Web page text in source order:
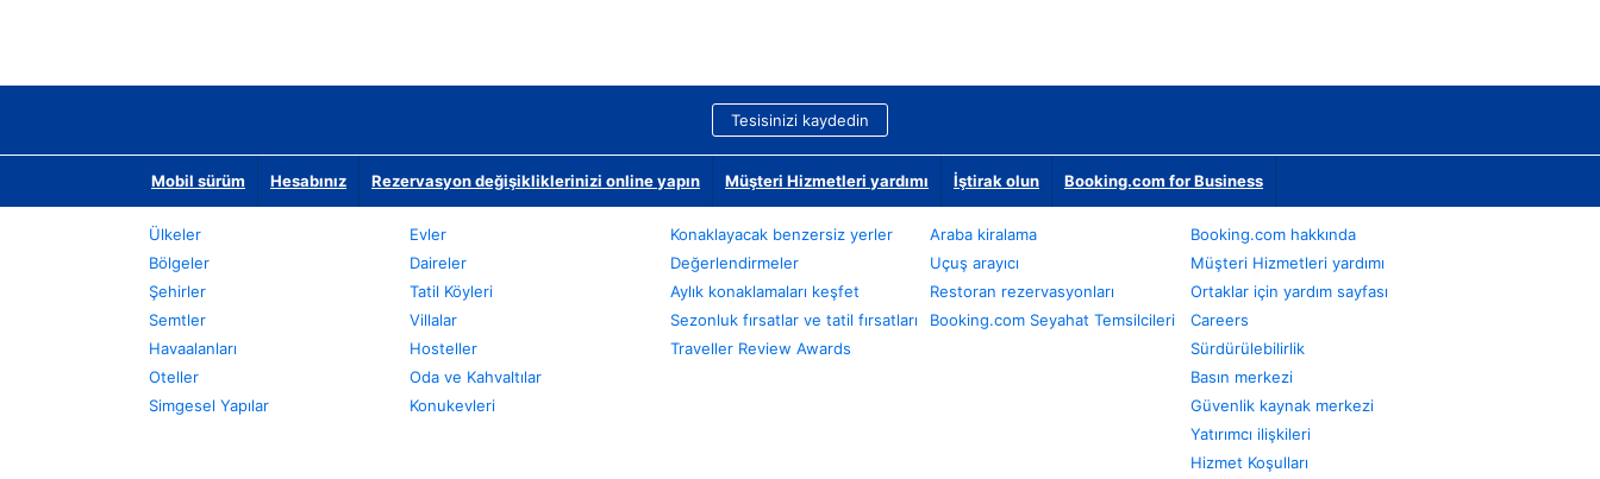
Tesisinizi kaydedin
Mobil sürüm Hesabınız Rezervasyon değişikliklerinizi online yapın Müşteri Hizmetleri yardımı İştirak olun Booking.com for Business
Ülkeler
Bölgeler
Şehirler
Semtler
Havaalanları
Oteller
Simgesel Yapılar
Evler
Daireler
Tatil Köyleri
Villalar
Hosteller
Oda ve Kahvaltılar
Konukevleri
Konaklayacak benzersiz yerler
Değerlendirmeler
Aylık konaklamaları keşfet
Sezonluk fırsatlar ve tatil fırsatları
Traveller Review Awards
Araba kiralama
Uçuş arayıcı
Restoran rezervasyonları
Booking.com Seyahat Temsilcileri
Booking.com hakkında
Müşteri Hizmetleri yardımı
Ortaklar için yardım sayfası
Careers
Sürdürülebilirlik
Basın merkezi
Güvenlik kaynak merkezi
Yatırımcı ilişkileri
Hizmet Koşulları